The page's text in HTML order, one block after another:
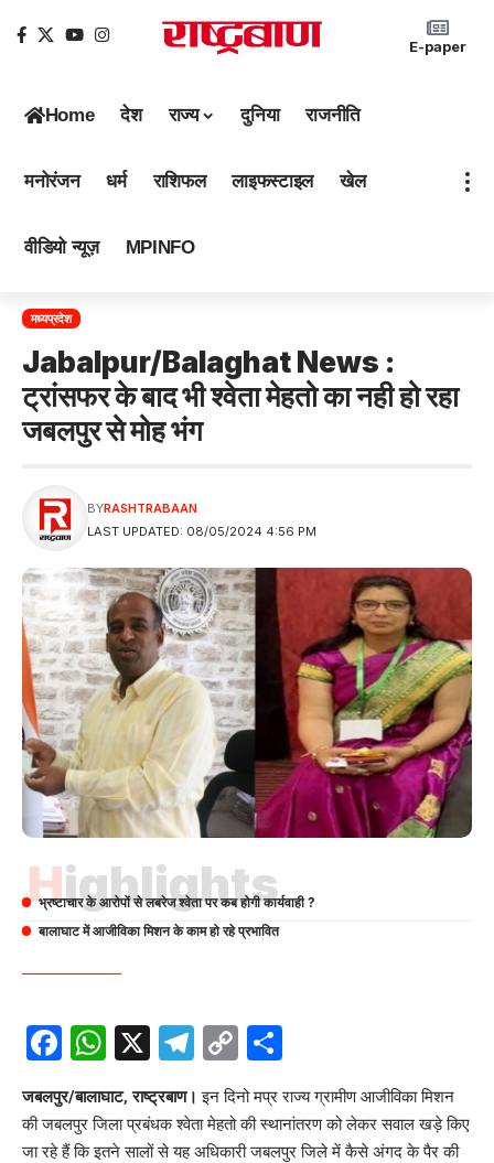
E-paper
Home देश राज्य दुनिया राजनीति
मनोरंजन धर्म राशिफल लाइफस्टाइल खेल
वीडियो न्यूज़ MPINFO
मध्यप्रदेश
Jabalpur/Balaghat News :
ट्रांसफर के बाद भी श्वेता मेहतो का नही हो रहा
जबलपुर से मोह भंग
LAST UPDATED: 08/05/2024 4:56 PM
BYRASHTRABAAN
Highlights
भ्रष्टाचार के आरोपों से लबरेज श्वेता पर कब होगी कार्यवाही ?
बालाघाट में आजीविका मिशन के काम हो रहे प्रभावित
Facebook
WhatsApp
X Telegram
Copy
Link
जबलपुर/बालाघाट, राष्ट्रबाण।इन दिनो मप्र राज्य ग्रामीण आजीविका मिशन
की जबलपुर जिला प्रबंधक श्वेता मेहतो की स्थानांतरण को लेकर सवाल खड़े किए
जा रहे हैं कि इतने सालों से यह अधिकारी जबलपुर जिले में कैसे अंगद के पैर की